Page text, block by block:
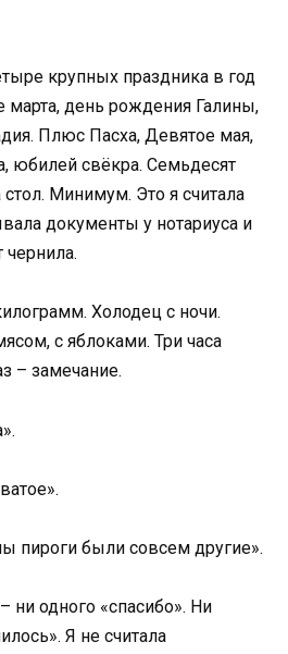
крупных праздника в год
день рождения Галины,
Плюс Пасха, Девятое мая,
юбилей свёкра. Семьдесят
Минимум. Это я считала
документы у нотариуса и
Холодец с ночи.
с яблоками. Три часа
– замечание.
пироги были совсем другие».
ни одного «спасибо». Ни
Я не считала